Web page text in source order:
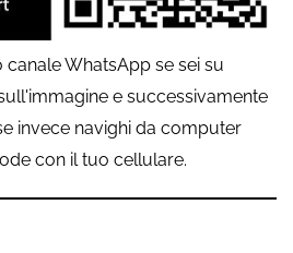
WhatsApp se sei su
e successivamente
invece navighi da computer
con il tuo cellulare.